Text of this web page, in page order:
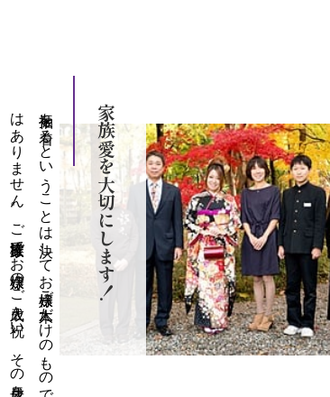
家族愛を大切にします！
振袖を
着る
と
い
う
こ
と
は
決し
て
お
嬢様ご
本人だ
け
の
も
の
で
は
あ
り
ま
せ
ん
。
ご
家族皆様で
お
嬢様の
ご
成人を
祝い
、
そ
の
成長を
慶ぶ
も
の
で
す
。
き
も
の
ギ
ャ
ラ
リ
ー本嶋で
は
、
皆様が
心よ
り
喜ん
で
い
た
だ
け
る
よ
う
精一杯お
手伝い
を
さ
せ
て
い
た
だ
き
ま
す